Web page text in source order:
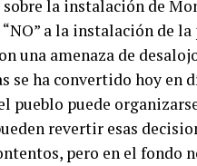
la instalación de
a la instalación de
una amenaza de
se ha convertido hoy en
pueblo puede
revertir esas
pero en el fondo